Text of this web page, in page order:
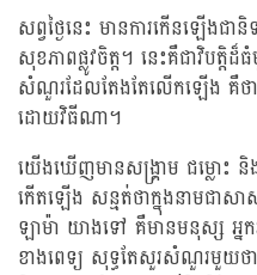
សព្វថ្ងៃនេះ មានការកើនឡើងជ
សុខភាពផ្លូវចិត្ត។ នេះគឺជាវិបត្តិ
សំណួរដែលតែងតែលើកឡើង គឺថា
ដោយវិធីណា។
យើងឃើញមានសង្រ្គាម ជម្លោះ និង
កើតឡើង សន្មត់ថាក្នុងនាមជា
ឡាម៉ា យាងទៅ គឺមានមនុស្ស អ្នក
ខាងពេទ្យ សុទ្ធតែសួរសំណួរមួយថ